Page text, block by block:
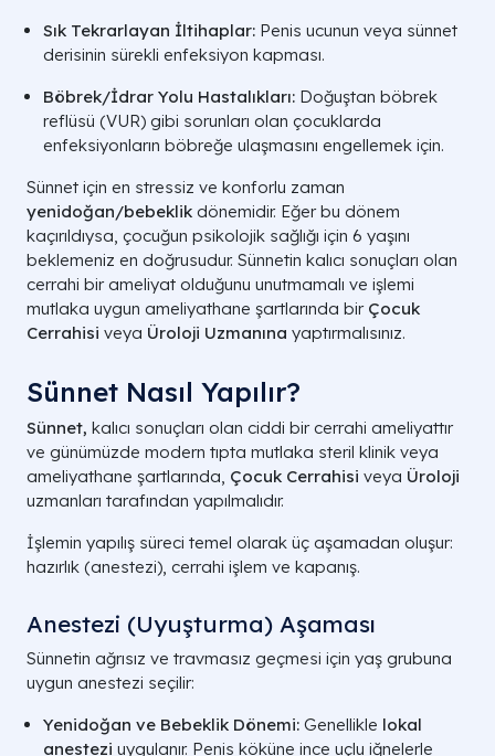
Sık Tekrarlayan İltihaplar: Penis ucunun veya sünnet
derisinin sürekli enfeksiyon kapması.
Böbrek/İdrar Yolu Hastalıkları: Doğuştan böbrek
reflüsü (VUR) gibi sorunları olan çocuklarda
enfeksiyonların böbreğe ulaşmasını engellemek için.
Sünnet için en stressiz ve konforlu zaman
yenidoğan/bebeklik dönemidir. Eğer bu dönem
kaçırıldıysa, çocuğun psikolojik sağlığı için 6 yaşını
beklemeniz en doğrusudur. Sünnetin kalıcı sonuçları olan
cerrahi bir ameliyat olduğunu unutmamalı ve işlemi
mutlaka uygun ameliyathane şartlarında bir Çocuk
Cerrahisi veya Üroloji Uzmanına yaptırmalısınız.
Sünnet Nasıl Yapılır?
Sünnet, kalıcı sonuçları olan ciddi bir cerrahi ameliyattır
ve günümüzde modern tıpta mutlaka steril klinik veya
ameliyathane şartlarında, Çocuk Cerrahisi veya Üroloji
uzmanları tarafından yapılmalıdır.
İşlemin yapılış süreci temel olarak üç aşamadan oluşur:
hazırlık (anestezi), cerrahi işlem ve kapanış.
Anestezi (Uyuşturma) Aşaması
Sünnetin ağrısız ve travmasız geçmesi için yaş grubuna
uygun anestezi seçilir:
Yenidoğan ve Bebeklik Dönemi: Genellikle lokal
anestezi uygulanır. Penis köküne ince uçlu iğnelerle